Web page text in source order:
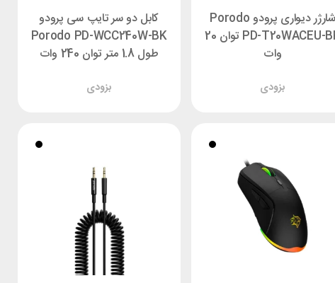
شارژر دیواری پرودو Porodo
PD-T20WACEU-BK توان 20
وات
بزودی
کابل دو سر تایپ سی پرودو
Porodo PD-WCC240W-BK
طول 1.8 متر توان 240 وات
بزودی